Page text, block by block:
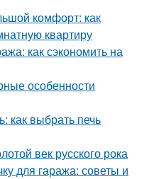
комфорт: как
квартиру
как сэкономить на
особенности
как выбрать печь
век русского рока
для гаража: советы и